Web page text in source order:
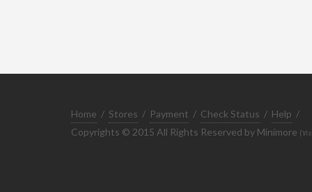
Home / Stores / Payment / Check Status / Help /
Copyrights © 2015 All Rights Reserved by Minimore (ท